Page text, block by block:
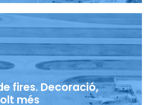
fires. Decoració,
més